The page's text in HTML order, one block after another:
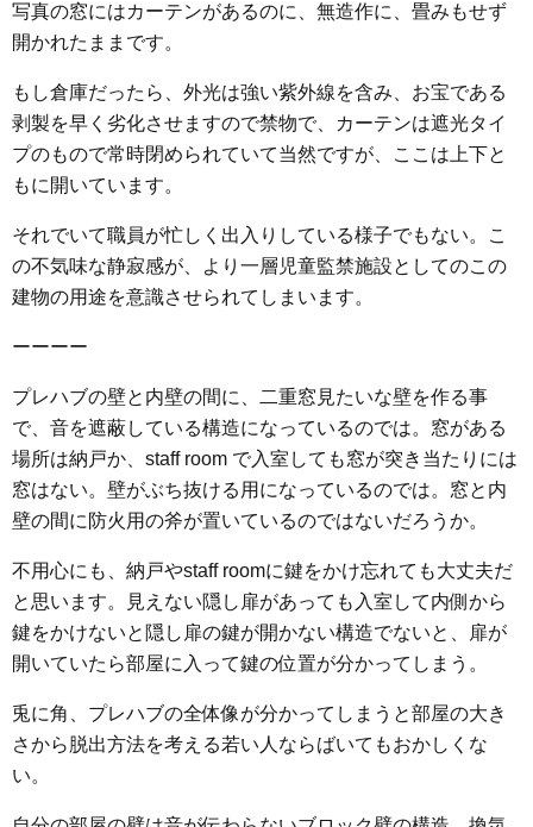
写真の窓にはカーテンがあるのに、無造作に、畳みもせず
開かれたままです。
もし倉庫だったら、外光は強い紫外線を含み、お宝である
剥製を早く劣化させますので禁物で、カーテンは遮光タイ
プのもので常時閉められていて当然ですが、ここは上下と
もに開いています。
それでいて職員が忙しく出入りしている様子でもない。こ
の不気味な静寂感が、より一層児童監禁施設としてのこの
建物の用途を意識させられてしまいます。
ーーーー
プレハブの壁と内壁の間に、二重窓見たいな壁を作る事
で、音を遮蔽している構造になっているのでは。窓がある
場所は納戸か、staff room で入室しても窓が突き当たりには
窓はない。壁がぶち抜ける用になっているのでは。窓と内
壁の間に防火用の斧が置いているのではないだろうか。
不用心にも、納戸やstaff roomに鍵をかけ忘れても大丈夫だ
と思います。見えない隠し扉があっても入室して内側から
鍵をかけないと隠し扉の鍵が開かない構造でないと、扉が
開いていたら部屋に入って鍵の位置が分かってしまう。
兎に角、プレハブの全体像が分かってしまうと部屋の大き
さから脱出方法を考える若い人ならばいてもおかしくな
い。